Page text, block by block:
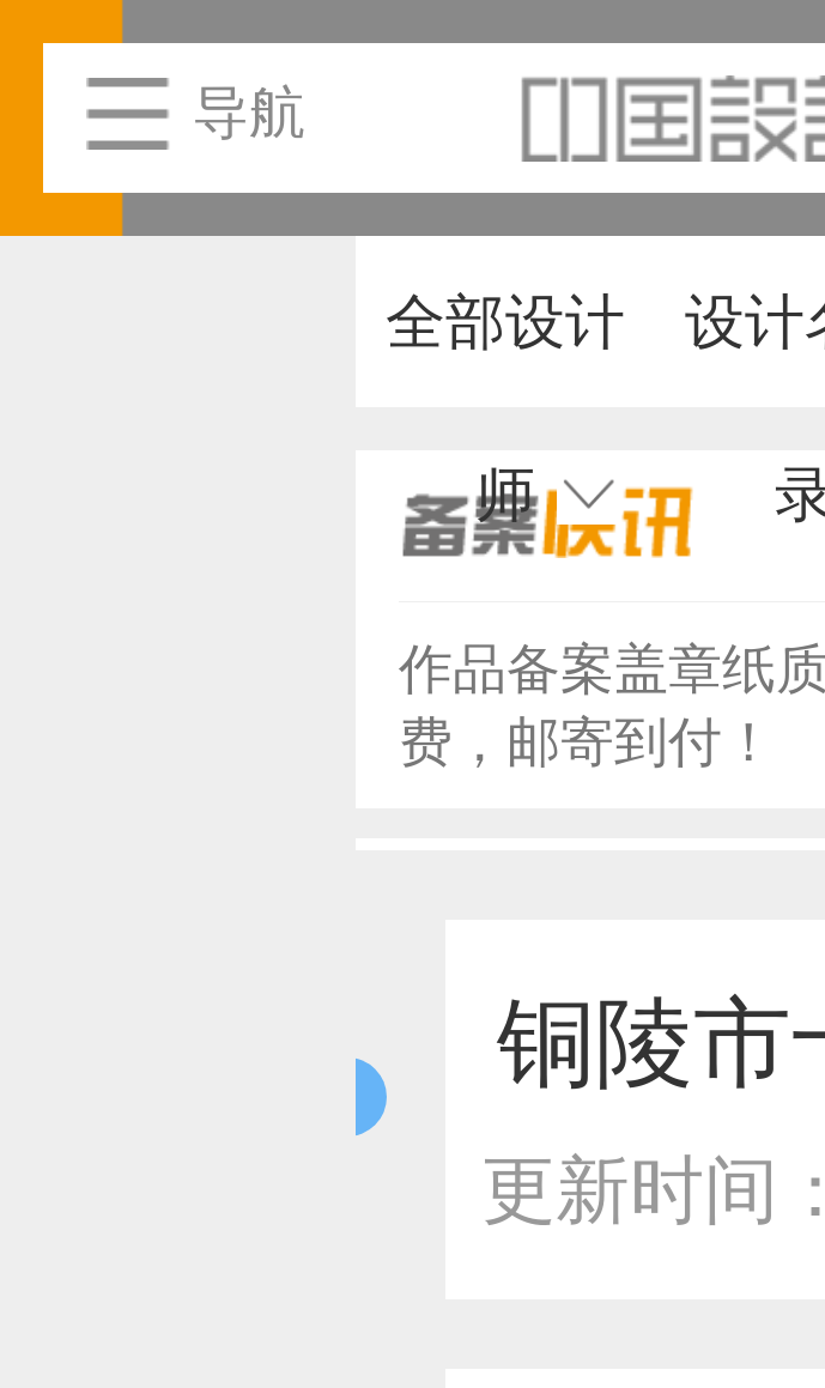
导航
全部设计
师
设计
恭喜
恭喜
恭喜133****9020
作品备案盖章纸
费，邮寄到付！
铜陵市
设
更新时间